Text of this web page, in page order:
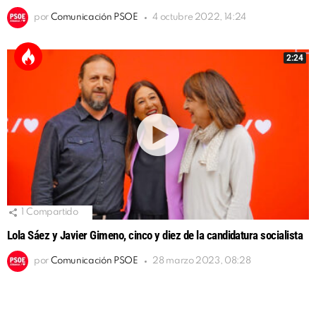
por Comunicación PSOE 4 octubre 2022, 14:24
2:24
Compartido
Lola Sáez y Javier Gimeno, cinco y diez de la candidatura socialista
por Comunicación PSOE 28 marzo 2023, 08:28